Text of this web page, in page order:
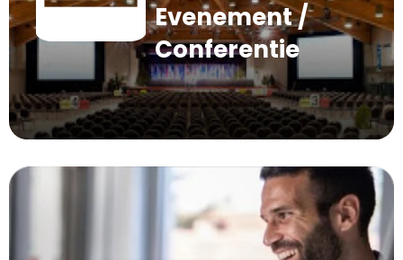
Evenement /
Conferentie